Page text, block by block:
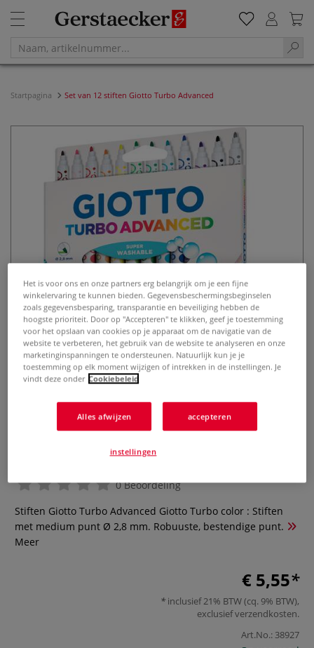
Startpagina Set van 12 stiften Giotto Turbo Advanced
Set van 12 stiften Giotto Turbo
0 Beoordeling
Stiften Giotto Turbo Advanced Giotto Turbo color : Stiften
met medium punt Ø 2,8 mm. Robuuste, bestendige punt.
Meer
€ 5,55
inclusief 21% BTW (cq. 9% BTW),
exclusiefverzendkosten.
Art.No.: 38927
Het is voor ons en onze partners erg belangrijk om je een fijne
winkelervaring te kunnen bieden. Gegevensbeschermingsbeginselen
zoals gegevensbesparing, transparantie en beveiliging hebben de
hoogste prioriteit. Door op "Accepteren" te klikken, geef je toestemming
voor het opslaan van cookies op je apparaat om de navigatie van de
website te verbeteren, het gebruik van de website te analyseren en onze
marketinginspanningen te ondersteunen. Natuurlijk kun je je
toestemming op elk moment wijzigen of intrekken in de instellingen. Je
vindt deze onder Cookiebeleid
Alles afwijzen accepteren
instellingen